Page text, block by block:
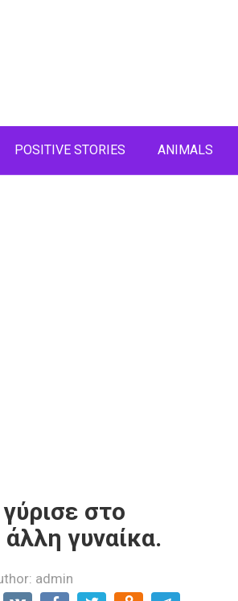
POSITIVE STORIES ANIMALS
στο
γυναίκα.
admin